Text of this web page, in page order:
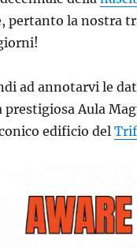
pertanto la nostra
ad annotarvi le
Aula
edificio del